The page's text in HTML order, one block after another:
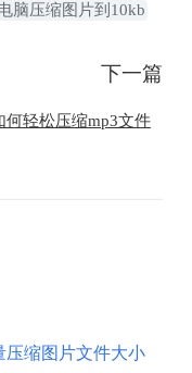
脑压缩图片到10kb
下一篇
何轻松压缩mp3文件
压缩图片文件大小